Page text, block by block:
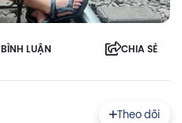
LUẬN CHIA SẺ
Theo dõi